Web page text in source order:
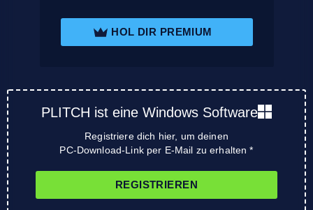
HOL DIR PREMIUM
PLITCH ist eine Windows Software
Registriere dich hier, um deinen
PC-Download-Link per E-Mail zu erhalten *
REGISTRIEREN